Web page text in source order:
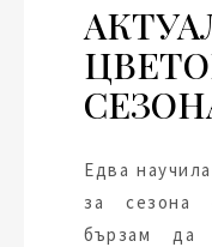
Едва
за сезона
бързам да